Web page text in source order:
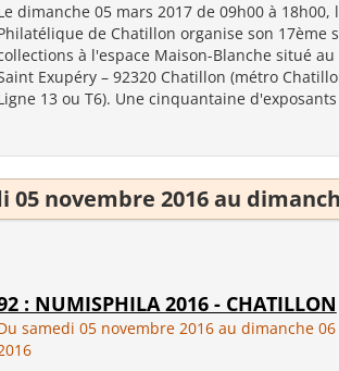
dimanche 05 mars 2017 de 09h00 à 18h00,
de Chatillon organise son 17ème
à l'espace Maison-Blanche situé au
Exupéry – 92320 Chatillon (métro
13 ou T6). Une cinquantaine
05 novembre 2016 au
: NUMISPHILA 2016 - CHATILLON
samedi 05 novembre 2016 au dimanche